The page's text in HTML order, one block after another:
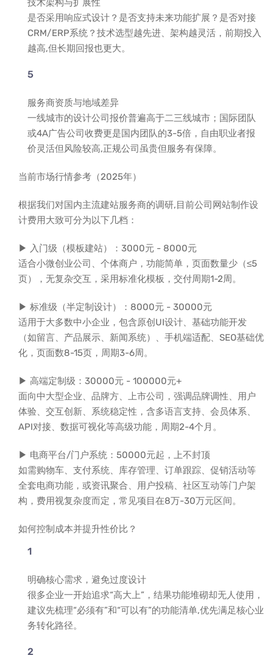
技术架构与扩展性
是否采用响应式设计？是否支持未来功能扩展？是否对接
CRM/ERP系统？技术选型越先进、架构越灵活，前期投入
越高,但长期回报也更大。
服务商资质与地域差异
一线城市的设计公司报价普遍高于二三线城市；国际团队
或4A广告公司收费更是国内团队的3-5倍，自由职业者报
价灵活但风险较高,正规公司虽贵但服务有保障。
当前市场行情参考（2025年）
根据我们对国内主流建站服务商的调研,目前公司网站制作设
计费用大致可分为以下几档：
▶ 入门级（模板建站）：3000元 - 8000元
适合小微创业公司、个体商户，功能简单，页面数量少（≤5
页），无复杂交互，采用标准化模板，交付周期1-2周。
▶ 标准级（半定制设计）：8000元 - 30000元
适用于大多数中小企业，包含原创UI设计、基础功能开发
（如留言、产品展示、新闻系统）、手机端适配、SEO基础优
化，页面数8-15页，周期3-6周。
▶ 高端定制级：30000元 - 100000元+
面向中大型企业、品牌方、上市公司，强调品牌调性、用户
体验、交互创新、系统稳定性，含多语言支持、会员体系、
API对接、数据可视化等高级功能，周期2-4个月。
▶ 电商平台/门户系统：50000元起，上不封顶
如需购物车、支付系统、库存管理、订单跟踪、促销活动等
全套电商功能，或资讯聚合、用户投稿、社区互动等门户架
构，费用视复杂度而定，常见项目在8万-30万元区间。
如何控制成本并提升性价比？
明确核心需求，避免过度设计
很多企业一开始追求“高大上”，结果功能堆砌却无人使用，
建议先梳理“必须有”和“可以有”的功能清单,优先满足核心业
务转化路径。